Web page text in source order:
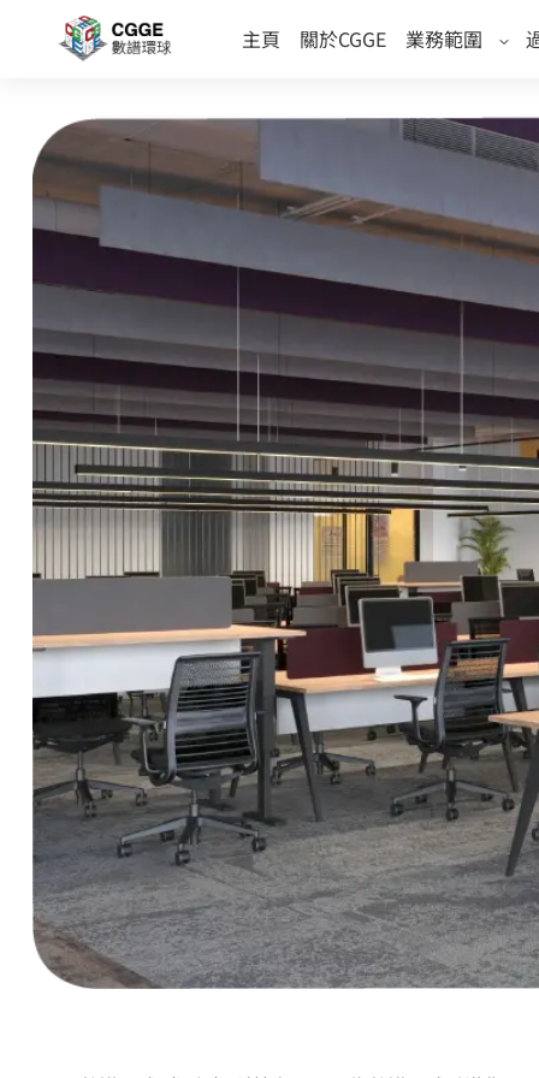
主頁(current)
關於CGGE 業務範圍